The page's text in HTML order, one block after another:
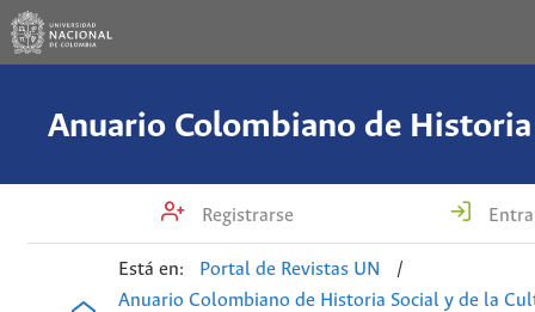
Registrarse
Está en: Portal de Revistas UN
/
Anuario Colombiano de Historia Social y de la